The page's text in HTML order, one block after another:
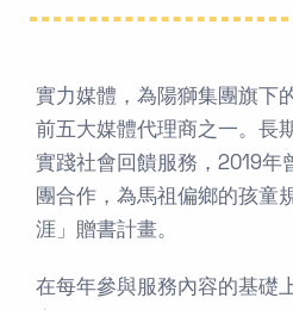
實力媒體，為陽獅集團旗下
前五大媒體代理商之一。長
實踐社會回饋服務，2019年
團合作，為馬祖偏鄉的孩童
涯」贈書計畫。
在每年參與服務內容的基礎